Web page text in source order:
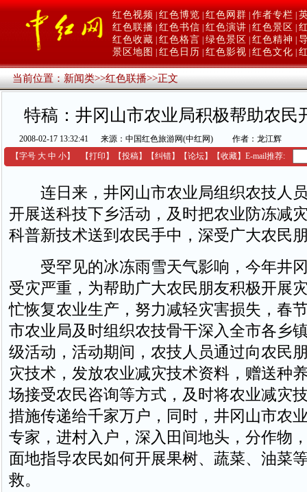
红色视频 红色博览 红色网群 作者专栏
红色联播 红色书信 红色演讲 红色景区
红色收藏 红色格言 绿色景区 红色精神
景区地图
红色日历 红色影视 红色文化
当前位置：新闻类>>红色联播>>正文
特稿：井冈山市农业局积极帮助农民
2008-02-17 13:32:41 来源：中国红色旅游网(中红网)
作者：龙江辉
【字号 大 中 小】 【打印 】 【投稿】 【纠错】 【论坛】 【收藏】 E-mail推荐:
连日来，井冈山市农业局组织农技人
开展送科技下乡活动，及时把农业防冻减
科普新技术送到农民手中，深受广大农民
受罕见的冰冻雨雪天气影响，今年井
受灾严重，为帮助广大农民朋友积极开展
忙恢复农业生产，努力减轻灾害损失，春
市农业局及时组织农技骨干深入全市各乡
级活动，活动期间，农技人员通过向农民
灾技术，发放农业减灾技术资料，赠送种
场接受农民咨询等方式，及时将农业减灾
措施传递给千家万户，同时，井冈山市农
专家，进村入户，深入田间地头，分作物
面地指导农民如何开展果树、蔬菜、油菜
救。